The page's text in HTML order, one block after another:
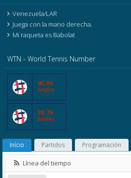
Venezuela/LAR
Juega con la mano derecha.
Mi raqueta es Babolat
WTN - World Tennis Number
40,00
Singles
38,76
Dobles
Início Partidos Programación
Línea del tiempo